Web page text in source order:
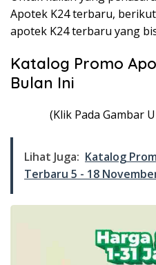
Apotek K24 terbaru,
apotek K24 terbaru yang
Katalog Promo
Bulan Ini
(Klik Pada Gambar
Lihat Juga: Katalog
Terbaru 5 - 18